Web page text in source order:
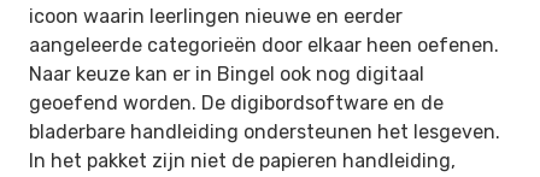
icoon waarin leerlingen nieuwe en eerder
aangeleerde categorieën door elkaar heen oefenen.
Naar keuze kan er in Bingel ook nog digitaal
geoefend worden. De digibordsoftware en de
bladerbare handleiding ondersteunen het lesgeven.
In het pakket zijn niet de papieren handleiding,